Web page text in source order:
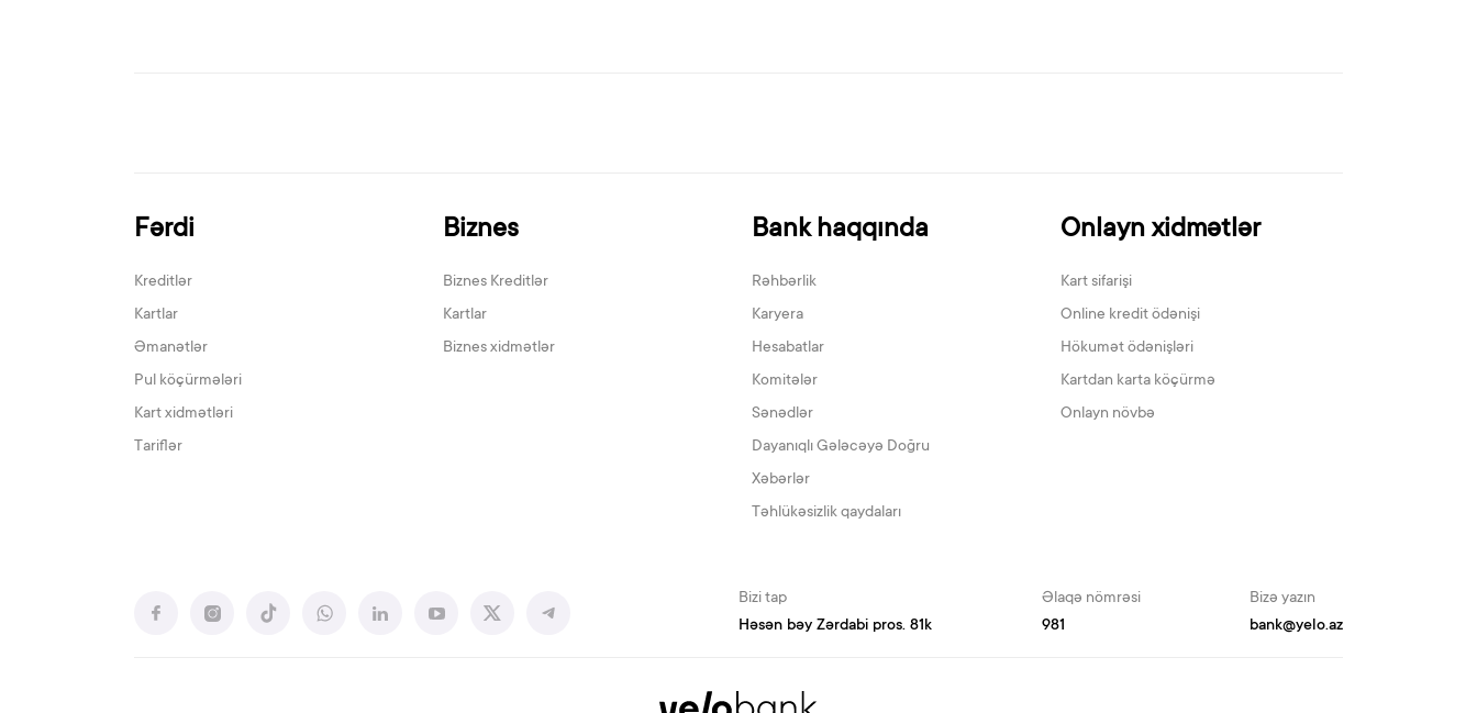
Fərdi
Kreditlər
Kartlar
Əmanətlər
Pul köçürmələri
Kart xidmətləri
Tariflər
Biznes
Biznes Kreditlər
Kartlar
Biznes xidmətlər
Bank haqqında
Rəhbərlik
Karyera
Hesabatlar
Komitələr
Sənədlər
Dayanıqlı Gələcəyə Doğru
Xəbərlər
Təhlükəsizlik qaydaları
Onlayn xidmətlər
Kart sifarişi
Online kredit ödənişi
Hökumət ödənişləri
Kartdan karta köçürmə
Onlayn növbə
Bizi tap
Həsən bəy Zərdabi pros. 81k
Əlaqə nömrəsi
981
Bizə yazın
bank@yelo.az